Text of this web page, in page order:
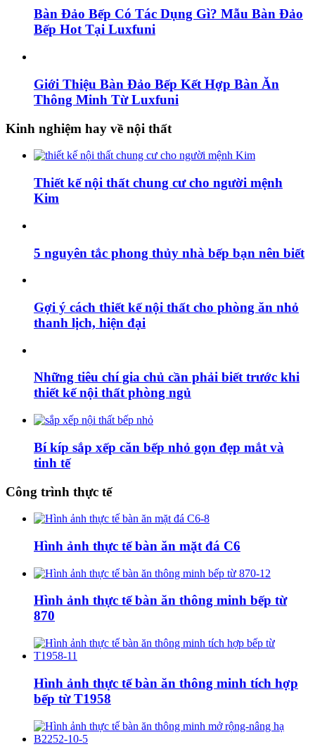
Bàn Đảo Bếp Có Tác Dụng Gì? Mẫu Bàn Đảo
Bếp Hot Tại Luxfuni
Giới Thiệu Bàn Đảo Bếp Kết Hợp Bàn Ăn
Thông Minh Từ Luxfuni
Kinh nghiệm hay về nội thất
Thiết kế nội thất chung cư cho người mệnh
Kim
5 nguyên tắc phong thủy nhà bếp bạn nên biết
Gợi ý cách thiết kế nội thất cho phòng ăn nhỏ
thanh lịch, hiện đại
Những tiêu chí gia chủ cần phải biết trước khi
thiết kế nội thất phòng ngủ
Bí kíp sắp xếp căn bếp nhỏ gọn đẹp mắt và
tinh tế
Công trình thực tế
Hình ảnh thực tế bàn ăn mặt đá C6
Hình ảnh thực tế bàn ăn thông minh bếp từ
870
Hình ảnh thực tế bàn ăn thông minh tích hợp
bếp từ T1958